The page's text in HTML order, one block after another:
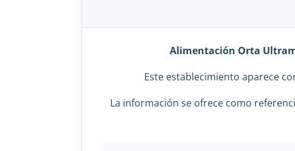
Alimentación Orta
Este establecimiento aparece
La información se ofrece como